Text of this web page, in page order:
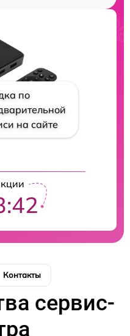
по
на сайте
Контакты
сервис-